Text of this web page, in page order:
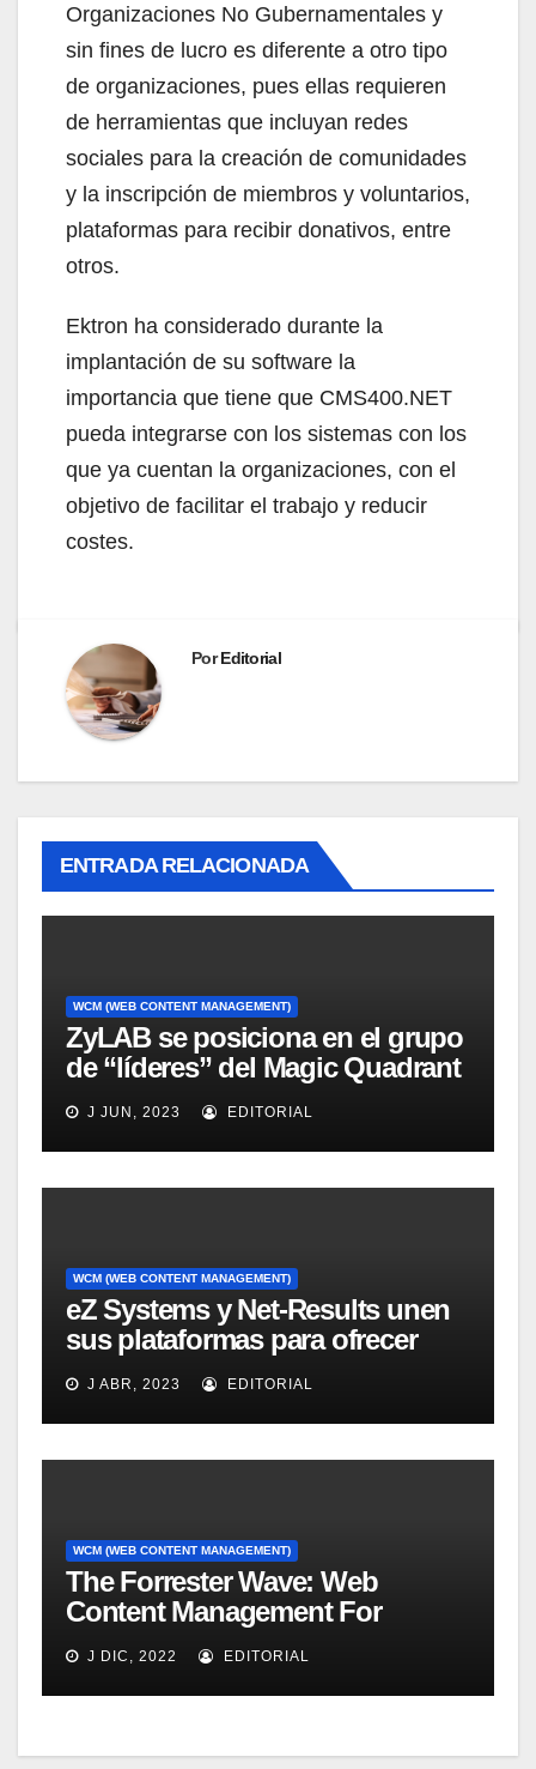
Organizaciones No Gubernamentales y
sin fines de lucro es diferente a otro tipo
de organizaciones, pues ellas requieren
de herramientas que incluyan redes
sociales para la creación de comunidades
y la inscripción de miembros y voluntarios,
plataformas para recibir donativos, entre
otros.
Ektron ha considerado durante la
implantación de su software la
importancia que tiene que CMS400.NET
pueda integrarse con los sistemas con los
que ya cuentan la organizaciones, con el
objetivo de facilitar el trabajo y reducir
costes.
PorEditorial
ENTRADA RELACIONADA
WCM (WEB CONTENT MANAGEMENT)
ZyLAB se posiciona en el grupo
de “líderes” del Magic Quadrant
for Information Access
Technology, 2008
J JUN, 2023 EDITORIAL
WCM (WEB CONTENT MANAGEMENT)
eZ Systems y Net-Results unen
sus plataformas para ofrecer
solución mejorada de gestión
del customer experience
J ABR, 2023 EDITORIAL
WCM (WEB CONTENT MANAGEMENT)
The Forrester Wave: Web
Content Management For
Online Customer Experience, Q3
2011
J DIC, 2022 EDITORIAL